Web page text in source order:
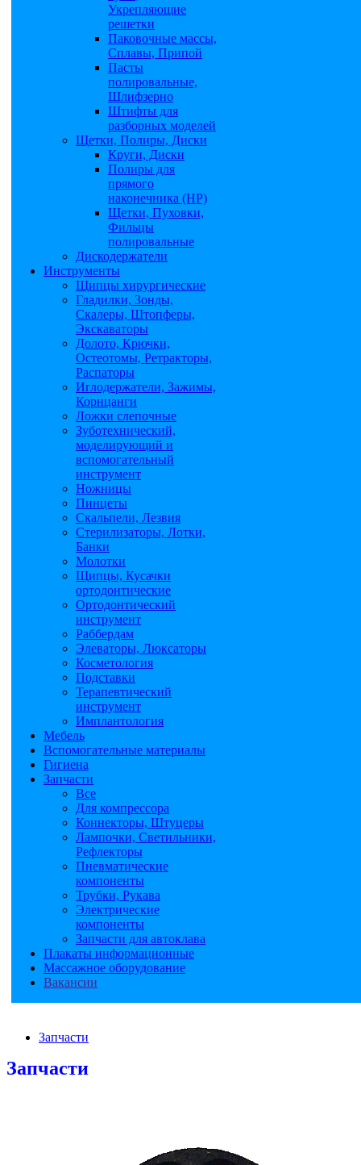
Укрепляющие
решетки
Паковочные массы,
Сплавы, Припой
Пасты
полировальные,
Шлифзерно
Штифты для
разборных моделей
Щетки, Полиры, Диски
Круги, Диски
Полиры для
прямого
наконечника (НР)
Щетки, Пуховки,
Фильцы
полировальные
Дискодержатели
Инструменты
Щипцы хирургические
Гладилки, Зонды,
Скалеры, Штопферы,
Экскаваторы
Долото, Крючки,
Остеотомы, Ретракторы,
Распаторы
Иглодержатели, Зажимы,
Корнцанги
Ложки слепочные
Зуботехнический,
моделирующий и
вспомогательный
инструмент
Ножницы
Пинцеты
Скальпели, Лезвия
Стерилизаторы, Лотки,
Банки
Молотки
Щипцы, Кусачки
ортодонтические
Ортодонтический
инструмент
Раббердам
Элеваторы, Люксаторы
Косметология
Подставки
Терапевтический
инструмент
Имплантология
Мебель
Вспомогательные материалы
Гигиена
Запчасти
Все
Для компрессора
Коннекторы, Штуцеры
Лампочки, Светильники,
Рефлекторы
Пневматические
компоненты
Трубки, Рукава
Электрические
компоненты
Запчасти для автоклава
Плакаты информационные
Массажное оборудование
Вакансии
Запчасти
Запчасти